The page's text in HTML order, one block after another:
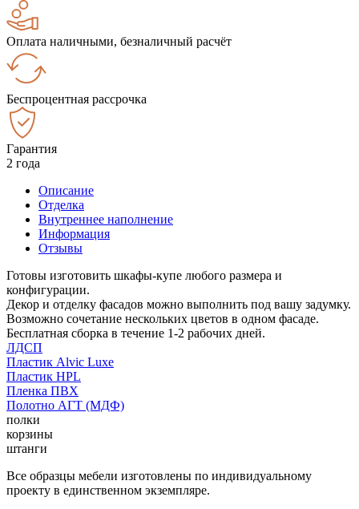
Оплата наличными, безналичный расчёт
Беспроцентная рассрочка
Гарантия
2 года
Описание
Отделка
Внутреннее наполнение
Информация
Отзывы
Готовы изготовить шкафы-купе любого размера и
конфигурации.
Декор и отделку фасадов можно выполнить под вашу задумку.
Возможно сочетание нескольких цветов в одном фасаде.
Бесплатная сборка в течение 1-2 рабочих дней.
ЛДСП
Пластик Alvic Luxe
Пластик HPL
Пленка ПВХ
Полотно АГТ (МДФ)
полки
корзины
штанги
Все образцы мебели изготовлены по индивидуальному
проекту в единственном экземпляре.